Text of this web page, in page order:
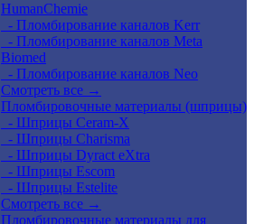
HumanChemie
- Пломбирование каналов Kerr
- Пломбирование каналов Meta
Biomed
- Пломбирование каналов Neo
Смотреть все →
Пломбировочные материалы (шприцы)
- Шприцы Ceram-X
- Шприцы Charisma
- Шприцы Dyract eXtra
- Шприцы Escom
- Шприцы Estelite
Смотреть все →
Пломбировочные материалы для